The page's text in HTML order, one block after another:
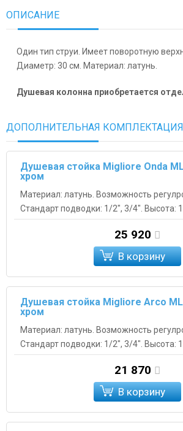
ОПИСАНИЕ
Один тип струи. Имеет поворотную
Диаметр: 30 см. Материал: латунь.
Душевая колонна приобретается
ДОПОЛНИТЕЛЬНАЯ КОМПЛЕКТАЦИЯ
Душевая стойка Migliore Onda
хром
Материал: латунь. Возможность
Стандарт подводки: 1/2", 3/4". Высота:
25 920
В корзину
Душевая стойка Migliore Arco
хром
Материал: латунь. Возможность
Стандарт подводки: 1/2", 3/4". Высота:
21 870
В корзину